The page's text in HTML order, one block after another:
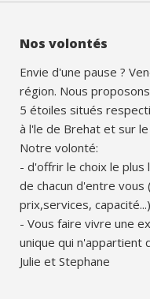
Nos volontés
Envie d'une pause ?
région. Nous
5 étoiles situés
à l'le de Brehat et sur
Notre volonté:
- d'offrir le choix le
de chacun d'entre
prix,services,
- Vous faire vivre une
unique qui n'appartient
Julie et Stephane